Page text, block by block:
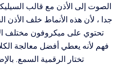
الصوت إلى الأذن مع قالب
جدا ، لأن هذه الأنماط خلف الأذن
تحتوي على ميكروفون مختلف
فهم لأنه يعطي أفضل معالجة
تختار الرقمية السمع.